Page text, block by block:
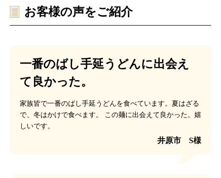
お客様の声をご紹介
一番のばし手延うどんに出会え
て良かった。
家族皆で一番のばし手延うどんを食べています。夏はざる
で、冬はかけで食べます。
この麺に出会えて良かった。嬉
しいです。
井原市 S様